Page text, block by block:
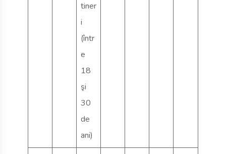
tiner
i
(într
e
18
şi
30
de
ani)